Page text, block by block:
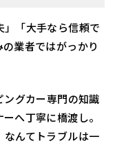
」「大手なら信頼で
業者ではがっかり
グカー専門の知識
へ丁寧に橋渡し。
なんてトラブルは一